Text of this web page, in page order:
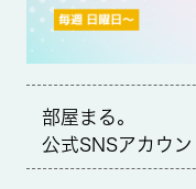
せんか。当社が全力で
アクセントクロス、ホワ
お洒落な内装が魅力的
去時にエアコンクリー
ます。
部屋まる。
公式SNSアカウン